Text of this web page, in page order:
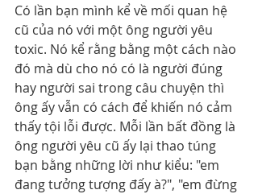
Có lần bạn mình kể về mối quan hệ
cũ của nó với một ông người yêu
toxic. Nó kể rằng bằng một cách nào
đó mà dù cho nó có là người đúng
hay người sai trong câu chuyện thì
ông ấy vẫn có cách để khiến nó cảm
thấy tội lỗi được. Mỗi lần bất đồng là
ông người yêu cũ ấy lại thao túng
bạn bằng những lời như kiểu: "em
đang tưởng tượng đấy à?", "em đừng